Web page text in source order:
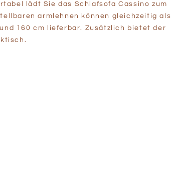
lädt Sie das Schlafsofa Cassino zum
armlehnen können gleichzeitig als
160 cm lieferbar. Zusätzlich bietet der